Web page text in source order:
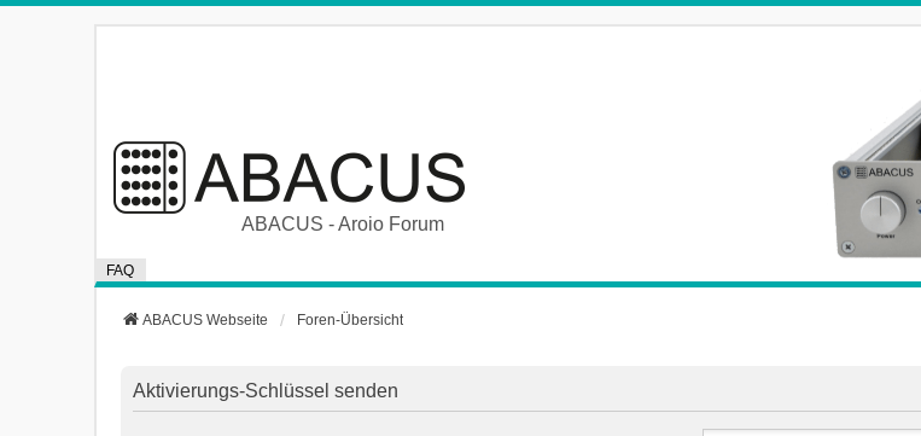
ABACUS - Aroio Forum
FAQ
ABACUS Webseite Foren-Übersicht
Aktivierungs-Schlüssel senden